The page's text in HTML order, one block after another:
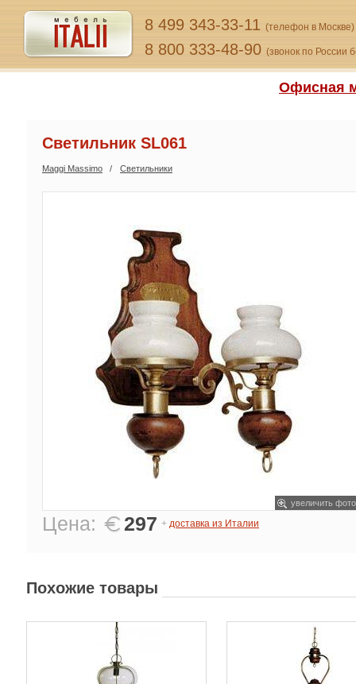
8 499 343-33-11 (телефон в Москве)
8 800 333-48-90 (звонок по России
Офисная
Светильник SL061
Maggi Massimo Светильники
увеличить фото
Цена: 297 + доставка из Италии
Похожие товары